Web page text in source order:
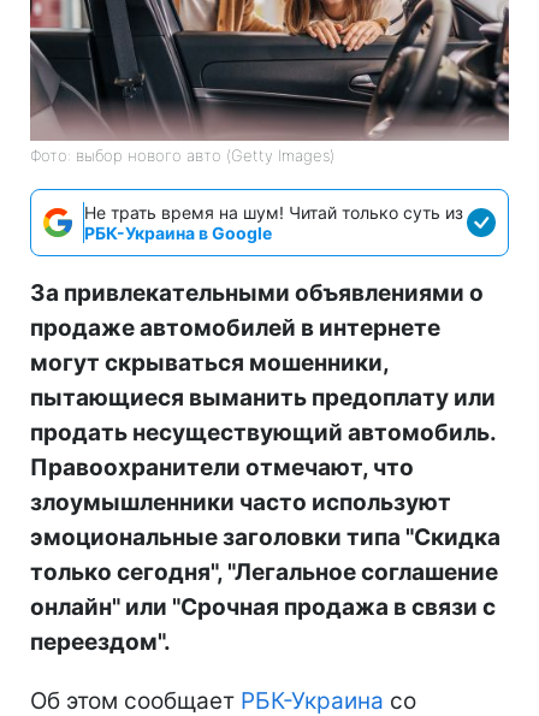
Фото: выбор нового авто (Getty Images)
Не трать время на шум! Читай только суть из
РБК-Украина в Google
За привлекательными объявлениями о
продаже автомобилей в интернете
могут скрываться мошенники,
пытающиеся выманить предоплату или
продать несуществующий автомобиль.
Правоохранители отмечают, что
злоумышленники часто используют
эмоциональные заголовки типа "Скидка
только сегодня", "Легальное соглашение
онлайн" или "Срочная продажа в связи с
переездом".
Об этом сообщает РБК-Украина со